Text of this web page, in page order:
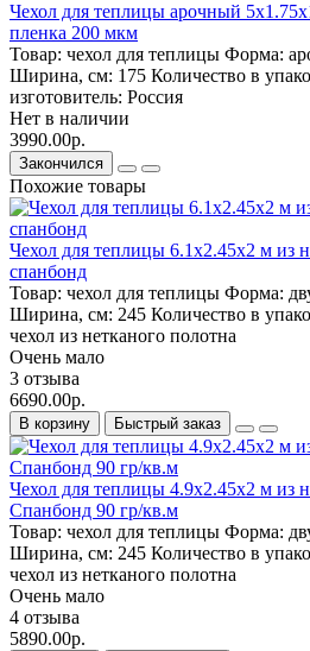
Чехол для теплицы арочный
пленка 200 мкм
Товар: чехол для теплицы Форма:
Ширина, см: 175 Количество в
изготовитель: Россия
Нет в наличии
3990.00р.
Закончился
Похожие товары
Чехол для теплицы 6.1х2.45х2 м из
спанбонд
Товар: чехол для теплицы Форма:
Ширина, см: 245 Количество в
чехол из нетканого полотна
Очень мало
3 отзыва
6690.00р.
В корзину Быстрый заказ
Чехол для теплицы 4.9х2.45х2 м из
Спанбонд 90 гр/кв.м
Товар: чехол для теплицы Форма:
Ширина, см: 245 Количество в
чехол из нетканого полотна
Очень мало
4 отзыва
5890.00р.